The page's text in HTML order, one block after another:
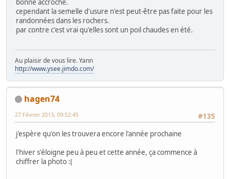
bonne accroche.
cependant la semelle d'usure n'est peut-être pas faite pour les
randonnées dans les rochers.
par contre c'est vrai qu'elles sont un poil chaudes en été.
Au plaisir de vous lire. Yann
http://www.ysee.jimdo.com/
hagen74
#135
27 Février 2013, 09:52:45
j'espère qu'on les trouvera encore l'année prochaine
l'hiver s'éloigne peu à peu et cette année, ça commence à
chiffrer la photo :(